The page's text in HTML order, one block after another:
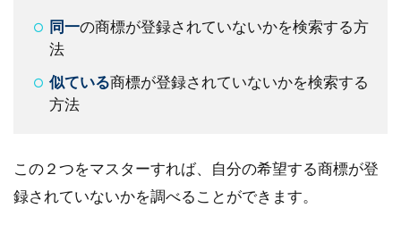
同一の商標が登録されていないかを検索する方
法
似ている商標が登録されていないかを検索する
方法
この２つをマスターすれば、自分の希望する商標が登
録されていないかを調べることができます。